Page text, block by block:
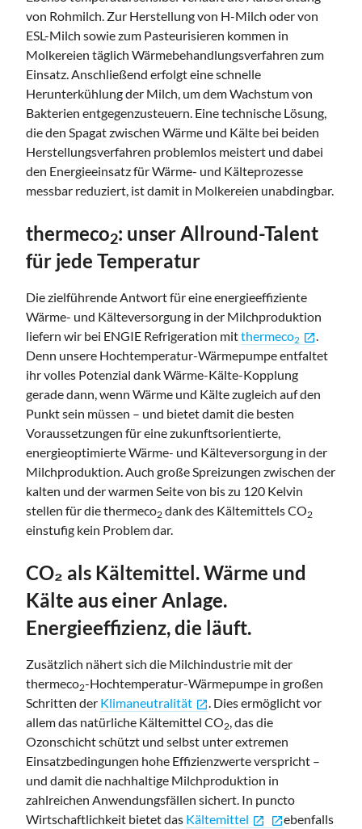
von Rohmilch. Zur Herstellung von H-Milch oder von
ESL-Milch sowie zum Pasteurisieren kommen in
Molkereien täglich Wärmebehandlungsverfahren zum
Einsatz. Anschließend erfolgt eine schnelle
Herunterkühlung der Milch, um dem Wachstum von
Bakterien entgegenzusteuern. Eine technische Lösung,
die den Spagat zwischen Wärme und Kälte bei beiden
Herstellungsverfahren problemlos meistert und dabei
den Energieeinsatz für Wärme- und Kälteprozesse
messbar reduziert, ist damit in Molkereien unabdingbar.
thermeco2: unser Allround-Talent
für jede Temperatur
Die zielführende Antwort für eine energieeffiziente
Wärme- und Kälteversorgung in der Milchproduktion
liefern wir bei ENGIE Refrigeration mitthermeco2 open_in_new
Denn unsere Hochtemperatur-Wärmepumpe entfaltet
ihr volles Potenzial dank Wärme-Kälte-Kopplung
gerade dann, wenn Wärme und Kälte zugleich auf den
Punkt sein müssen – und bietet damit die besten
Voraussetzungen für eine zukunftsorientierte,
energieoptimierte Wärme- und Kälteversorgung in der
Milchproduktion. Auch große Spreizungen zwischen der
kalten und der warmen Seite von bis zu 120 Kelvin
stellen für die thermeco2 dank des Kältemittels CO2
einstufig kein Problem dar.
CO₂ als Kältemittel. Wärme und
Kälte aus einer Anlage.
Energieeffizienz, die läuft.
Zusätzlich nähert sich die Milchindustrie mit der
thermeco2-Hochtemperatur-Wärmepumpe in großen
Schritten der Klimaneutralität open_in_new . Dies ermöglicht vor
allem das natürliche Kältemittel CO2 , das die
Ozonschicht schützt und selbst unter extremen
Einsatzbedingungen hohe Effizienzwerte verspricht –
und damit die nachhaltige Milchproduktion in
zahlreichen Anwendungsfällen sichert. In puncto
Wirtschaftlichkeit bietet das Kältemittel open_in_new open_in_newebenfalls